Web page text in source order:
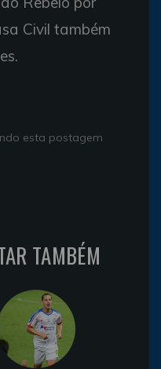
Civil também
esta postagem
TAMBÉM